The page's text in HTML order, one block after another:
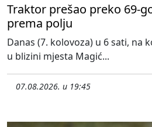
Traktor prešao preko 69-
prema polju
Danas (7. kolovoza) u 6 sati, na
u blizini mjesta Magić...
07.08.2026. u 19:45